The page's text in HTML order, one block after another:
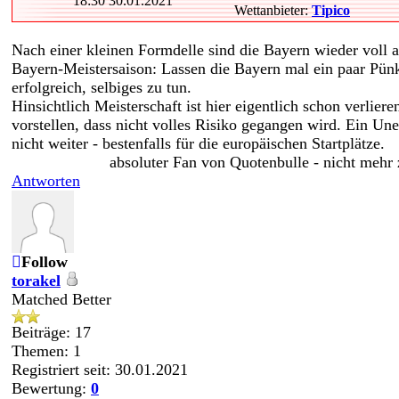
Wettanbieter:Tipico
Nach einer kleinen Formdelle sind die Bayern wieder voll
Bayern-Meistersaison: Lassen die Bayern mal ein paar
erfolgreich, selbiges zu tun.
Hinsichtlich Meisterschaft ist hier eigentlich schon
vorstellen, dass nicht volles Risiko gegangen wird. Ein
nicht weiter - bestenfalls für die europäischen Startplätze.
absoluter Fan von Quotenbulle - nicht
Antworten
Follow
torakel
Matched Better
Beiträge: 17
Themen: 1
Registriert seit: 30.01.2021
Bewertung: 0